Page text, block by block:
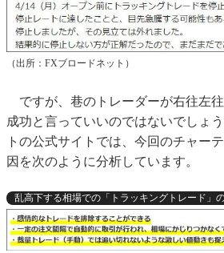
（出所：FXブロードネット）
ですが、巷のトレーダーが右往左
成功と言っていいのではないでしょ
トの公式サイトでは、今回のチャー
因を次のように分析しています。
乱高下する相場での「トラッキングトレード」